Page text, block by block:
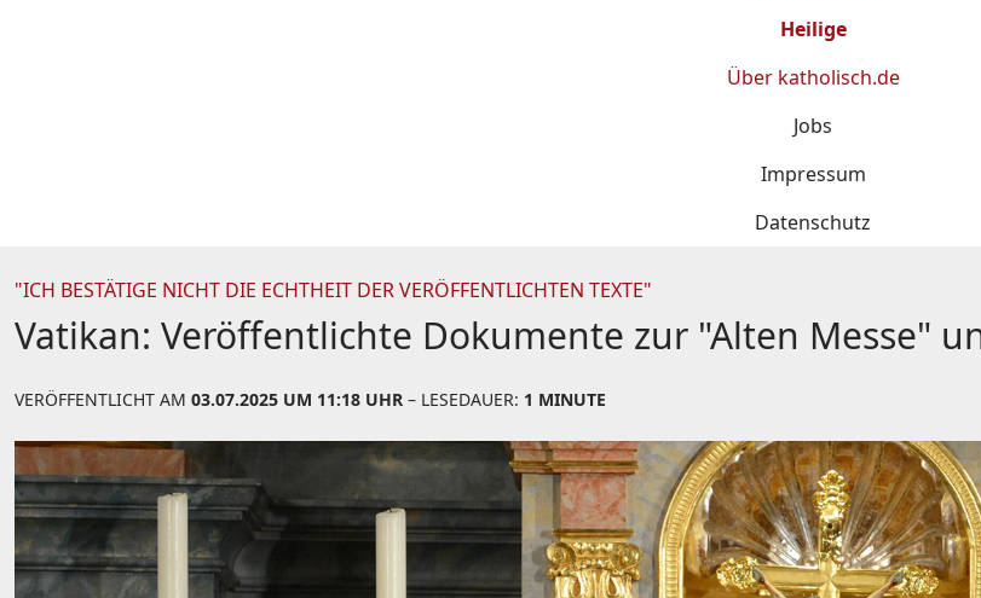
Heilige
Über katholisch.de
Jobs
Impressum
Datenschutz
"ICH BESTÄTIGE NICHT DIE ECHTHEIT DER VERÖFFENTLICHTEN TEXTE"
Vatikan: Veröffentlichte Dokumente zur "Alten Messe"
VERÖFFENTLICHT AM 03.07.2025 UM 11:18 UHR – LESEDAUER: 1 MINUTE